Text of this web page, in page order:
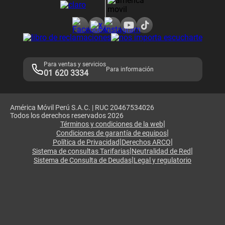
Adquirientes iPhone 6, 6S y SE
Mensaje de Seguridad
Términos y Condiciones de Tienda Claro
Libro de Reclamaciones
Para ventas y servicios
01 620 3334 Para información
América Móvil Perú S.A.C. | RUC 20467534026
Todos los derechos reservados 2026
Términos y condiciones de la web|
Condiciones de garantía de equipos|
Política de Privacidad|Derechos ARCO|
Sistema de consultas Tarifarias|Neutralidad de Red|
Sistema de Consulta de Deudas|Legal y regulatorio